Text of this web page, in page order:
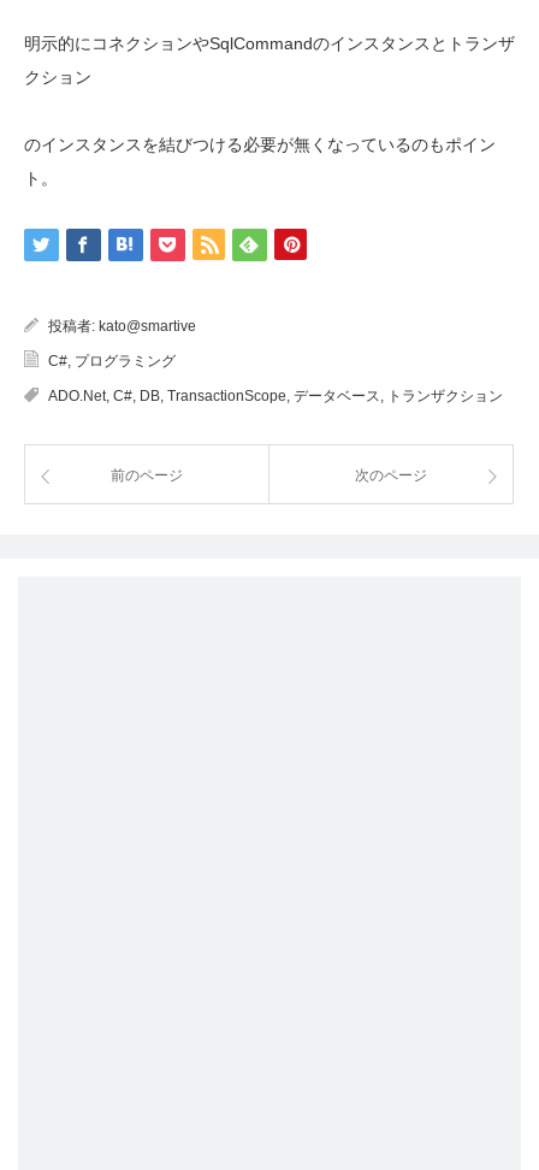
明示的にコネクションやSqlCommandのインスタンスとトランザ
クション
のインスタンスを結びつける必要が無くなっているのもポイン
ト。
投稿者: kato@smartive
C#, プログラミング
ADO.Net, C#, DB, TransactionScope, データベース, トランザクション
前のページ 次のページ